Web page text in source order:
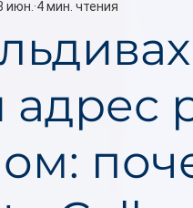
адрес
июн. 4 мин. чтения